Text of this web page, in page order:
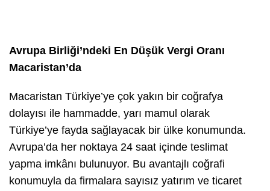
Avrupa Birliği’ndeki En Düşük Vergi Oranı
Macaristan’da
Macaristan Türkiye’ye çok yakın bir coğrafya
dolayısı ile hammadde, yarı mamul olarak
Türkiye’ye fayda sağlayacak bir ülke konumunda.
Avrupa’da her noktaya 24 saat içinde teslimat
yapma imkânı bulunuyor. Bu avantajlı coğrafi
konumuyla da firmalara sayısız yatırım ve ticaret